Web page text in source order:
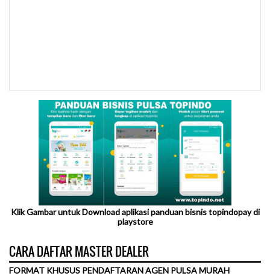
Klik Gambar untuk Download aplikasi panduan bisnis topindopay di
playstore
CARA DAFTAR MASTER DEALER
FORMAT KHUSUS PENDAFTARAN AGEN PULSA MURAH